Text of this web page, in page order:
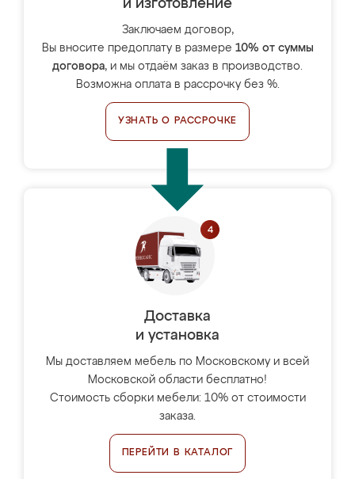
и изготовление
Заключаем договор,
Вы вносите предоплату в размере 10% от суммы
договора, и мы отдаём заказ в производство.
Возможна оплата в рассрочку без %.
УЗНАТЬ О РАССРОЧКЕ
Доставка
и установка
Мы доставляем мебель по Московскому и всей
Московской области бесплатно!
Стоимость сборки мебели: 10% от стоимости
заказа.
ПЕРЕЙТИ В КАТАЛОГ